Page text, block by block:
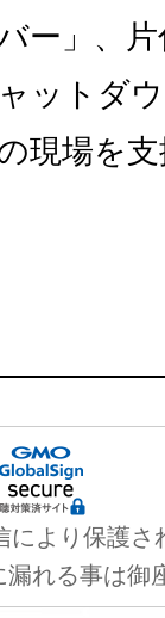
ー」、
ットダ
現場を
により保護さ
れる事は御